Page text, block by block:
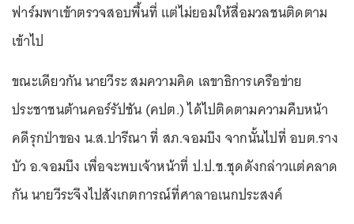
ฟาร์มพาเข้าตรวจสอบพื้นที่ แต่ไม่ยอมให้สื่อมวลชนติดตาม
เข้าไป
ขณะเดียวกัน นายวีระ สมความคิด เลขาธิการเครือข่าย
ประชาชนต้านคอร์รัปชัน (คปต.) ได้ไปติดตามความคืบหน้า
คดีรุกป่าของ น.ส.ปารีณา ที่ สภ.จอมบึง จากนั้นไปที่ อบต.ราง
บัว อ.จอมบึง เพื่อจะพบเจ้าหน้าที่ ป.ป.ช.ชุดดังกล่าวแต่คลาด
กัน นายวีระจึงไปสังเกตการณ์ที่ศาลาอเนกประสงค์